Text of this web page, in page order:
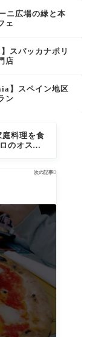
ニ広場の緑と本
ェ
スパッカナポリ
店
】スペイン地区
ン
庭料理を食
のオステ
次の記事